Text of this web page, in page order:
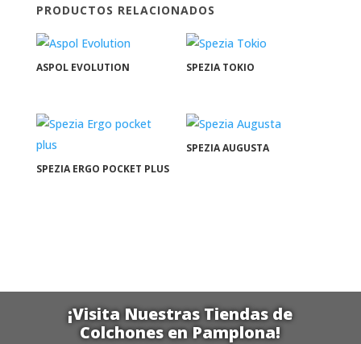
PRODUCTOS RELACIONADOS
ASPOL EVOLUTION SPEZIA TOKIO
SPEZIA ERGO POCKET PLUS
SPEZIA AUGUSTA
¡Visita Nuestras Tiendas de
Colchones en Pamplona!